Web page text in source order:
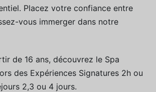
Placez votre confiance entre
vous immerger dans notre
de 16 ans, découvrez le Spa
des Expériences Signatures 2h ou
2,3 ou 4 jours.